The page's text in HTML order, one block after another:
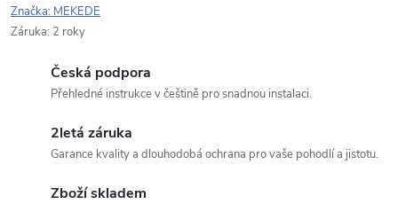
Váš dotaz
Značka: MEKEDE
Záruka: 2 roky
Česká podpora
Přehledné instrukce v češtině pro snadnou instalaci.
2letá záruka
Garance kvality a dlouhodobá ochrana pro vaše pohodlí a jistotu.
Zboží skladem